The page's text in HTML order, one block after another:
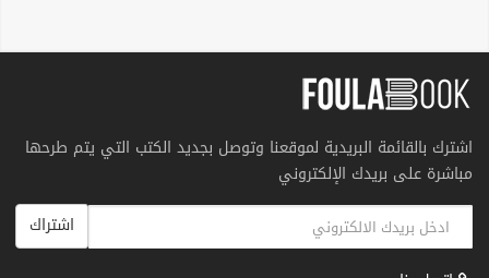
اشترك بالقائمة البريدية لموقعنا وتوصل بجديد الكتب التي يتم طرحها
مباشرة على بريدك الإلكتروني
اشتراك